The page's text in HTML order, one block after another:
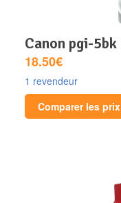
canon pgi-5bk
18.50€
1 revendeur
Comparer les prix